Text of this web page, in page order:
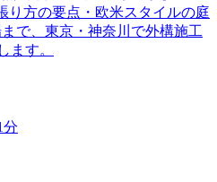
り方の要点・欧米スタイルの庭
で、東京・神奈川で外構施工
ます。
分